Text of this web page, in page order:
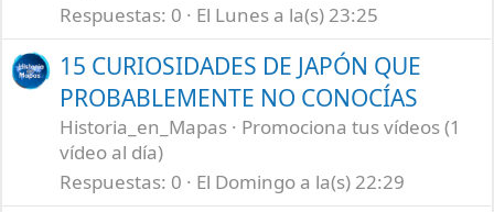
Respuestas 0 El Lunes a la(s) 23:25
15 CURIOSIDADES DE JAPÓN QUE
PROBABLEMENTE NO CONOCÍAS
Historia_en_Mapas
Promociona tus vídeos (1
vídeo al día)
Respuestas 0 El Domingo a la(s) 22:29